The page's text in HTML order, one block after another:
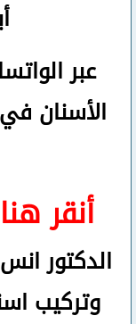
عبر
الأسنان
أنقر هنا
الدكتور
وتركيب